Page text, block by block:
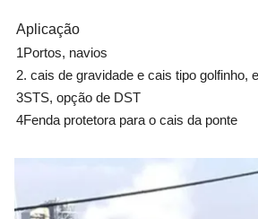
Aplicação
1Portos, navios
2. cais de gravidade e cais tipo
3STS, opção de DST
4Fenda protetora para o cais da ponte